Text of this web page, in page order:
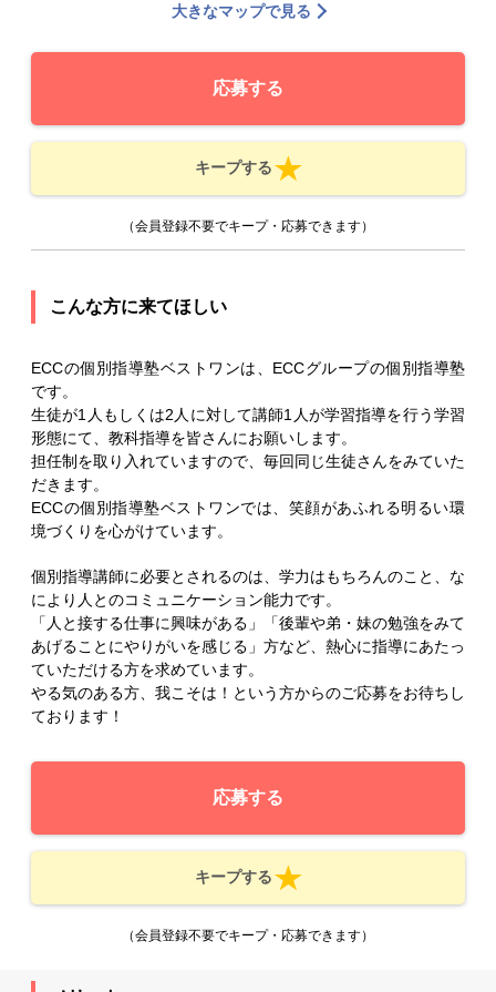
大きなマップで見る
応募する
キープする
（会員登録不要でキープ・応募できます）
こんな方に来てほしい
ECCの個別指導塾ベストワンは、ECCグループの個別指導塾
です。
生徒が1人もしくは2人に対して講師1人が学習指導を行う学習
形態にて、教科指導を皆さんにお願いします。
担任制を取り入れていますので、毎回同じ生徒さんをみていた
だきます。
ECCの個別指導塾ベストワンでは、笑顔があふれる明るい環
境づくりを心がけています。
個別指導講師に必要とされるのは、学力はもちろんのこと、な
により人とのコミュニケーション能力です。
「人と接する仕事に興味がある」「後輩や弟・妹の勉強をみて
あげることにやりがいを感じる」方など、熱心に指導にあたっ
ていただける方を求めています。
やる気のある方、我こそは！という方からのご応募をお待ちし
ております！
応募する
キープする
（会員登録不要でキープ・応募できます）